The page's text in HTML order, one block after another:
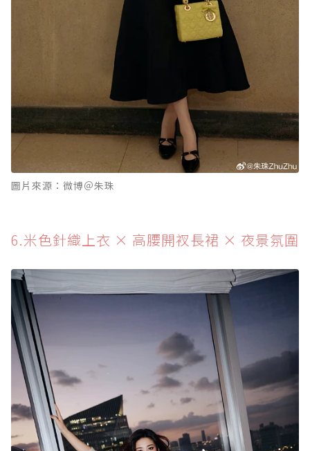
圖片來源：微博＠朱珠
6.米色針織上衣 × 高腰開衩長裙 × 夜景氛圍